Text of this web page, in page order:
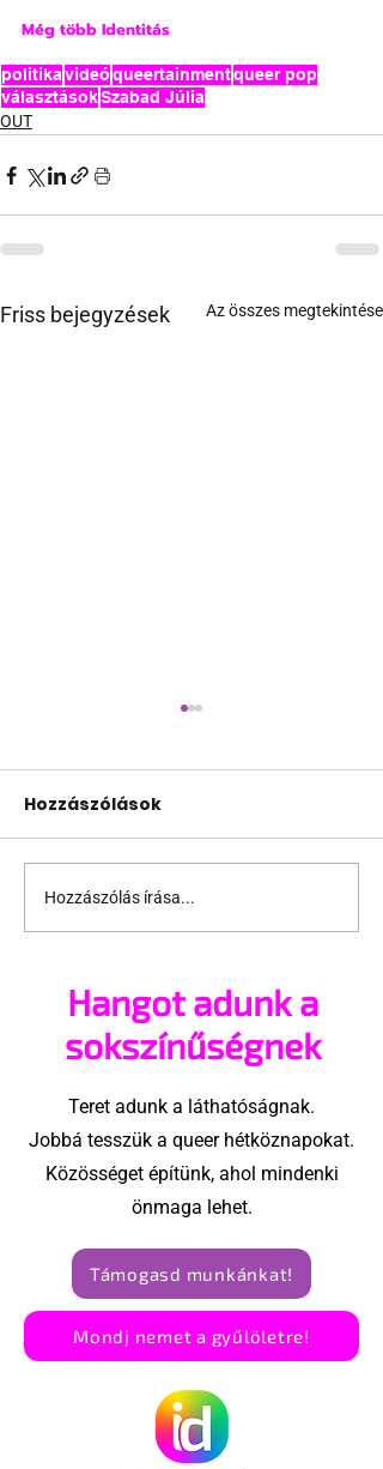
Még több Identitás
politikavideóqueertainmentqueer pop
választásokSzabad Júlia
OUT
Friss bejegyzések Az összes megtekintése
Meghívták Novák
Katalint az első vidéki
Hozzászólások
Hozzászólás írása...
Hangot adunk a
sokszínűségnek
Teret adunk a láthatóságnak.
Jobbá tesszük a queer hétköznapokat.
Közösséget építünk, ahol mindenki
önmaga lehet.
Támogasd munkánkat!
Mondj nemet a gyűlöletre!